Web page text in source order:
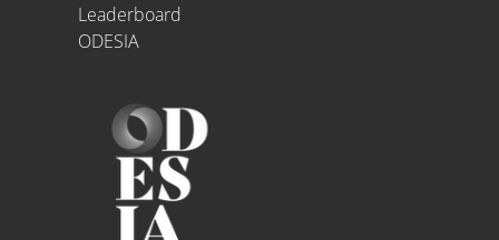
Leaderboard
ODESIA